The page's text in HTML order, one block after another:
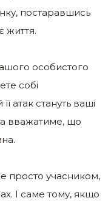
постаравшись
життя.
особистого
собі
атак стануть ваші
вважатиме, що
просто учасником,
І саме тому, якщо